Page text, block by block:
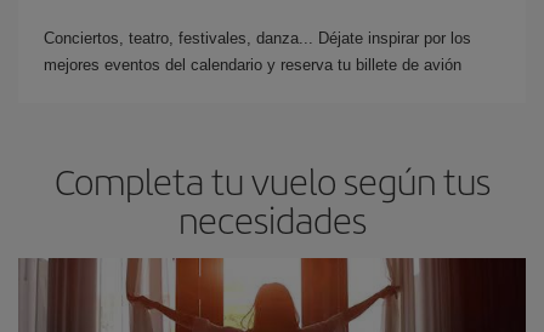
Conciertos, teatro, festivales, danza... Déjate inspirar por los
mejores eventos del calendario y reserva tu billete de avión
Completa tu vuelo según tus
necesidades